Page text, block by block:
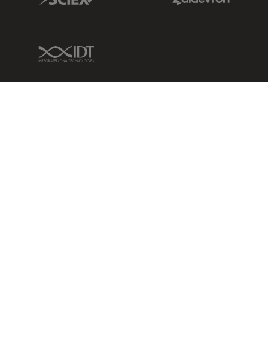
IDT Link